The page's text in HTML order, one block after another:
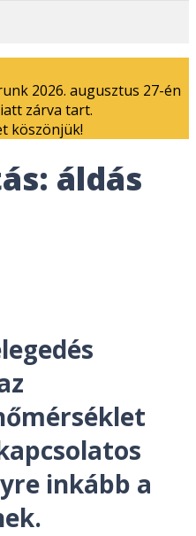
2026. augusztus 27-én
zárva tart.
köszönjük!
áldás
inkább a